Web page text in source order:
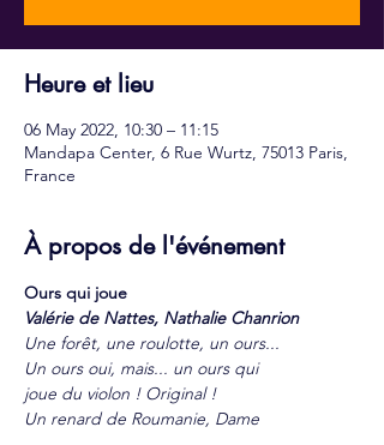
Heure et lieu
06 May 2022, 10:30 – 11:15
Mandapa Center, 6 Rue Wurtz, 75013 Paris,
France
À propos de l'événement
Ours qui joue
Valérie de Nattes, Nathalie Chanrion
Une forêt, une roulotte, un ours...
Un ours oui, mais... un ours qui
joue du violon ! Original !
Un renard de Roumanie, Dame